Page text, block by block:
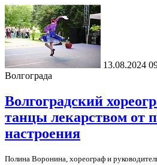
13.08.2024
Волгограда
Волгоградский
танцы лекарством от
настроения
Полина Воронина, хореограф и